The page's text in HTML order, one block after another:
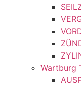
Wartburg